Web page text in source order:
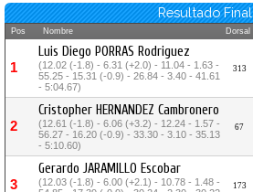
Resultado Final
Pos Nombre Dorsal
1
Luis Diego PORRAS Rodriguez
(12.02 (-1.8) - 6.31 (+2.0) - 11.04 - 1.63 -
55.25 - 15.31 (-0.9) - 26.84 - 3.40 - 41.61
- 5:04.67)
313
2
Cristopher HERNANDEZ Cambronero
(12.61 (-1.8) - 6.06 (+3.2) - 12.24 - 1.57 -
56.27 - 16.20 (-0.9) - 33.30 - 3.10 - 35.13
- 5:10.60)
67
3
Gerardo JARAMILLO Escobar
(12.03 (-1.8) - 6.00 (+2.1) - 10.78 - 1.48 -
173